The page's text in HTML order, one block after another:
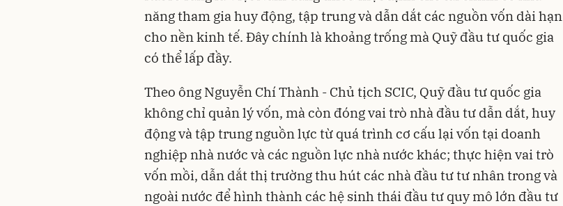
năng tham gia huy động, tập trung và dẫn dắt các nguồn vốn dài hạn
cho nền kinh tế. Đây chính là khoảng trống mà Quỹ đầu tư quốc gia
có thể lấp đầy.
Theo ông Nguyễn Chí Thành - Chủ tịch SCIC, Quỹ đầu tư quốc gia
không chỉ quản lý vốn, mà còn đóng vai trò nhà đầu tư dẫn dắt, huy
động và tập trung nguồn lực từ quá trình cơ cấu lại vốn tại doanh
nghiệp nhà nước và các nguồn lực nhà nước khác; thực hiện vai trò
vốn mồi, dẫn dắt thị trường thu hút các nhà đầu tư tư nhân trong và
ngoài nước để hình thành các hệ sinh thái đầu tư quy mô lớn đầu tư